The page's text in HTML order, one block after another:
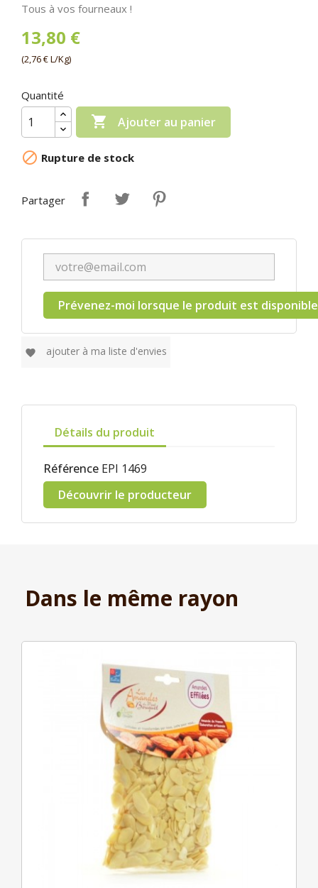
Tous à vos fourneaux !
13,80 €
(2,76 € L/Kg)
Quantité
 Ajouter au panier
 Rupture de stock
Partager
Prévenez-moi lorsque le produit est disponible
favorite ajouter à ma liste d'envies
Détails du produit
Référence EPI 1469
Découvrir le producteur
Dans le même rayon